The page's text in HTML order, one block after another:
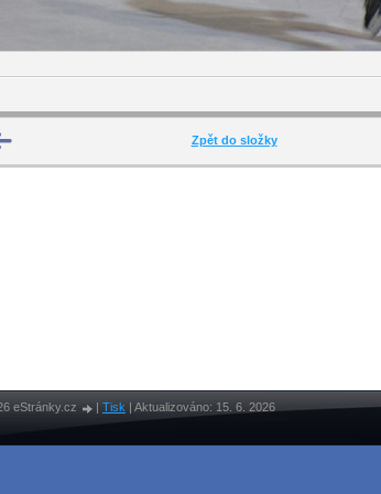
Zpět do složky
eStránky.cz Tisk Aktualizováno: 15. 6. 2026